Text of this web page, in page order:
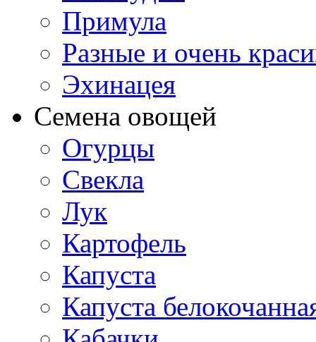
Примула
Разные и очень
Эхинацея
Семена овощей
Огурцы
Свекла
Лук
Картофель
Капуста
Капуста